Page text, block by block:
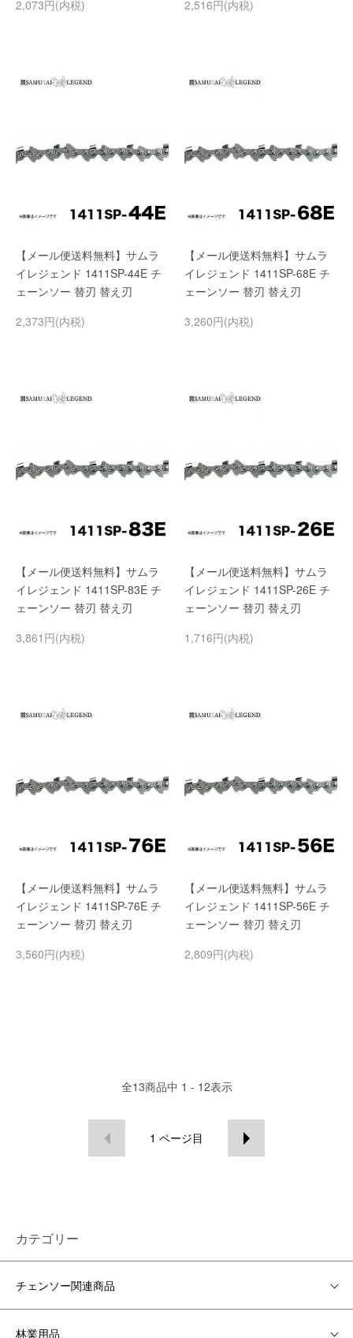
2,073円(内税)
2,516円(内税)
【メール便送料無料】サムラ
イレジェンド 1411SP-44E チ
ェーンソー 替刃 替え刃
2,373円(内税)
【メール便送料無料】サムラ
イレジェンド 1411SP-68E チ
ェーンソー 替刃 替え刃
3,260円(内税)
【メール便送料無料】サムラ
イレジェンド 1411SP-83E チ
ェーンソー 替刃 替え刃
3,861円(内税)
【メール便送料無料】サムラ
イレジェンド 1411SP-26E チ
ェーンソー 替刃 替え刃
1,716円(内税)
【メール便送料無料】サムラ
イレジェンド 1411SP-76E チ
ェーンソー 替刃 替え刃
3,560円(内税)
【メール便送料無料】サムラ
イレジェンド 1411SP-56E チ
ェーンソー 替刃 替え刃
2,809円(内税)
全13商品中 1 - 12表示
1 ページ目
カテゴリー
チェンソー関連商品
林業用品